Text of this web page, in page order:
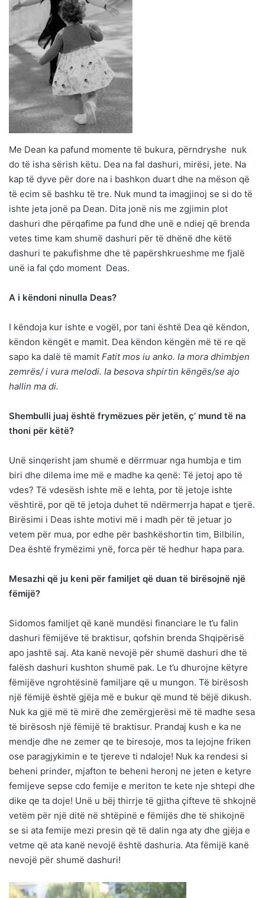
Me Dean ka pafund momente të bukura, përndryshe nuk
do të isha sërish këtu. Dea na fal dashuri, mirësi, jete. Na
kap të dyve për dore na i bashkon duart dhe na mëson që
të ecim së bashku të tre. Nuk mund ta imagjinoj se si do të
ishte jeta jonë pa Dean. Dita jonë nis me zgjimin plot
dashuri dhe përqafime pa fund dhe unë e ndiej që brenda
vetes time kam shumë dashuri për të dhënë dhe këtë
dashuri te pakufishme dhe të papërshkrueshme me fjalë
unë ia fal çdo moment Deas.
A i këndoni ninulla Deas?
I këndoja kur ishte e vogël, por tani është Dea që këndon,
këndon këngët e mamit. Dea këndon këngën më të re që
sapo ka dalë të mamit Fatit mos iu anko. Ia mora dhimbjen
zemrës/ i vura melodi. Ia besova shpirtin këngës/se ajo
hallin ma di.
Shembulli juaj është frymëzues për jetën, ç’ mund të na
thoni për këtë?
Unë sinqerisht jam shumë e dërrmuar nga humbja e tim
biri dhe dilema ime më e madhe ka qenë: Të jetoj apo të
vdes? Të vdesësh ishte më e lehta, por të jetoje ishte
vështirë, por që të jetoja duhet të ndërmerrja hapat e tjerë.
Birësimi i Deas ishte motivi më i madh për të jetuar jo
vetem për mua, por edhe për bashkëshortin tim, Bilbilin,
Dea është frymëzimi ynë, forca për të hedhur hapa para.
Mesazhi që ju keni për familjet që duan të birësojnë një
fëmijë?
Sidomos familjet që kanë mundësi financiare le t’u falin
dashuri fëmijëve të braktisur, qofshin brenda Shqipërisë
apo jashtë saj. Ata kanë nevojë për shumë dashuri dhe të
falësh dashuri kushton shumë pak. Le t’u dhurojne këtyre
fëmijëve ngrohtësinë familjare që u mungon. Të birësosh
një fëmijë është gjëja më e bukur që mund të bëjë dikush.
Nuk ka gjë më të mirë dhe zemërgjerësi më të madhe sesa
të birësosh një fëmijë të braktisur. Prandaj kush e ka ne
mendje dhe ne zemer qe te biresoje, mos ta lejojne friken
ose paragjykimin e te tjereve ti ndaloje! Nuk ka rendesi si
beheni prinder, mjafton te beheni heronj ne jeten e ketyre
femijeve sepse cdo femije e meriton te kete nje shtepi dhe
dike qe ta doje! Unë u bëj thirrje të gjitha çifteve të shkojnë
vetëm për një ditë në shtëpinë e fëmijës dhe të shikojnë
se si ata femije mezi presin që të dalin nga aty dhe gjëja e
vetme që ata kanë nevojë është dashuria. Ata fëmijë kanë
nevojë për shumë dashuri!